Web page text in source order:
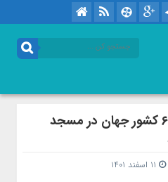
گردهمایی دانش‌آموزان ۶۰ کشور جهان در مسجد